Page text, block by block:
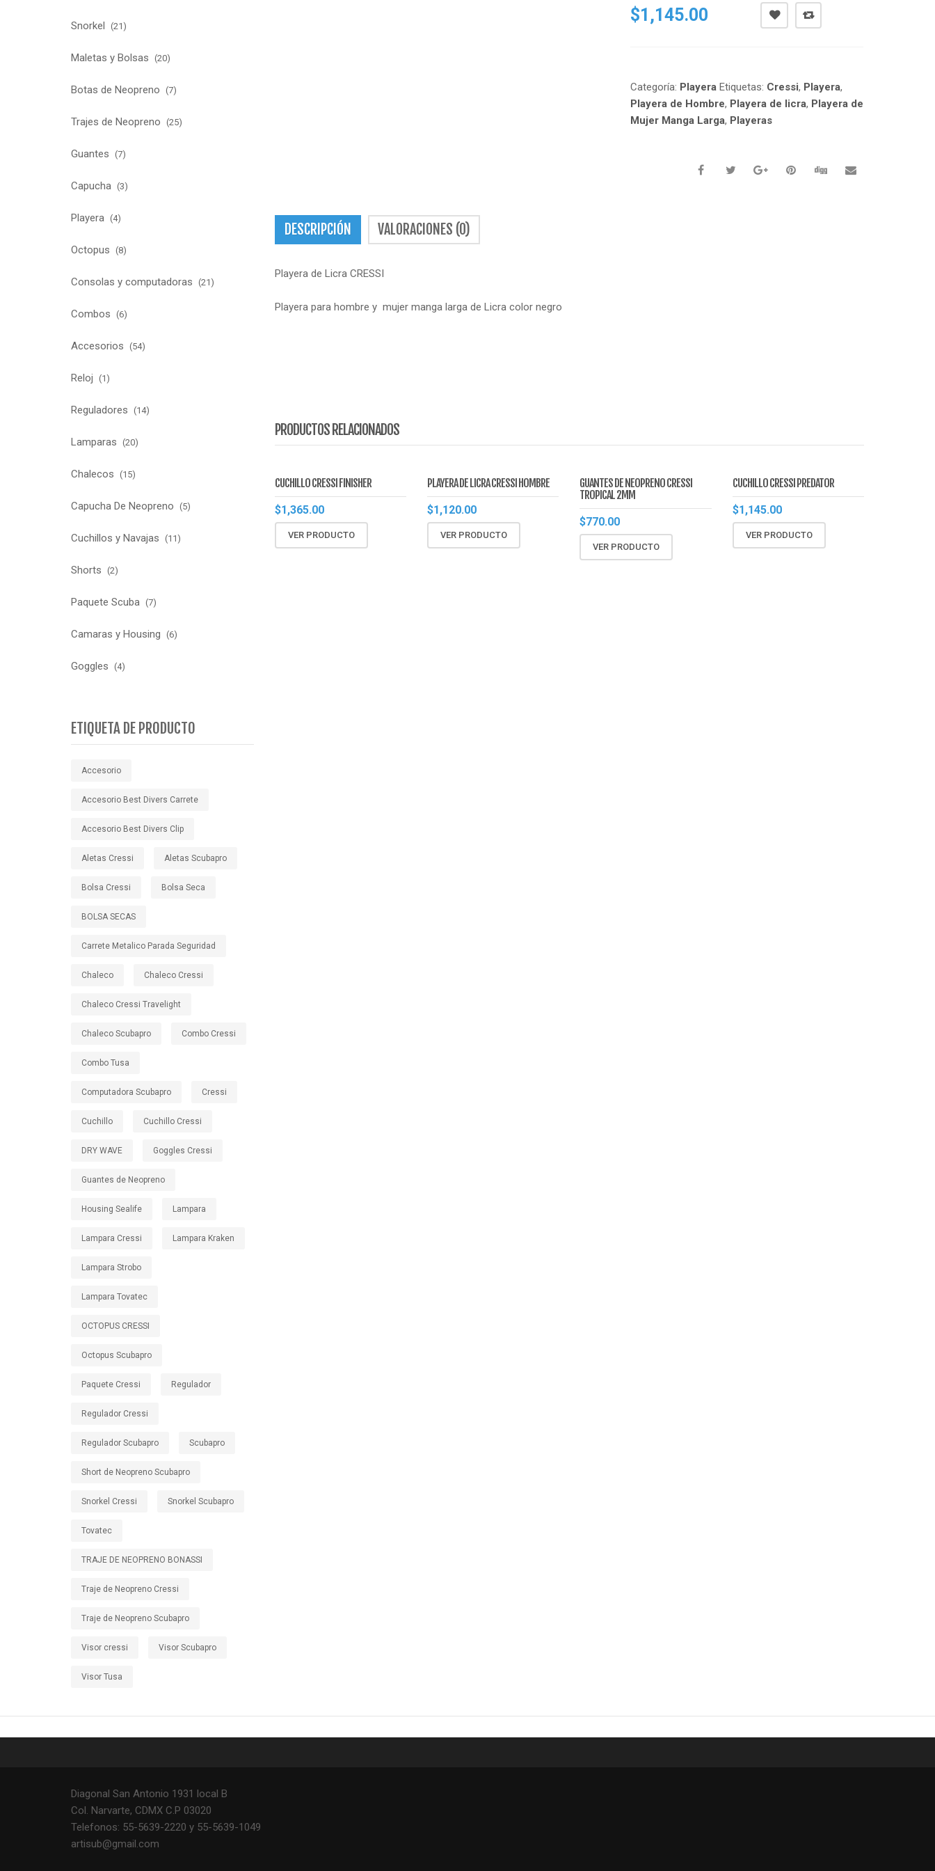
$1,145.00
Categoría: Playera Etiquetas: Cressi, Playera,
Playera de Hombre, Playera de licra, Playera de
Mujer Manga Larga, Playeras
DESCRIPCIÓN VALORACIONES (0)
Playera de Licra CRESSI
Playera para hombre y mujer manga larga de Licra color negro
PRODUCTOS RELACIONADOS
CUCHILLO CRESSI FINISHER
$1,365.00
VER PRODUCTO
PLAYERA DE LICRA CRESSI HOMBRE
$1,120.00
VER PRODUCTO
GUANTES DE NEOPRENO CRESSI
TROPICAL 2MM
$770.00
VER PRODUCTO
CUCHILLO CRESSI PREDATOR
$1,145.00
VER PRODUCTO
Snorkel (21)
Maletas y Bolsas (20)
Botas de Neopreno (7)
Trajes de Neopreno (25)
Guantes (7)
Capucha (3)
Playera (4)
Octopus (8)
Consolas y computadoras (21)
Combos (6)
Accesorios (54)
Reloj (1)
Reguladores (14)
Lamparas (20)
Chalecos (15)
Capucha De Neopreno (5)
Cuchillos y Navajas (11)
Shorts (2)
Paquete Scuba (7)
Camaras y Housing (6)
Goggles (4)
ETIQUETA DE PRODUCTO
Accesorio
Accesorio Best Divers Carrete
Accesorio Best Divers Clip
Aletas Cressi Aletas Scubapro
Bolsa Cressi Bolsa Seca
BOLSA SECAS
Carrete Metalico Parada Seguridad
Chaleco Chaleco Cressi
Chaleco Cressi Travelight
Chaleco Scubapro Combo Cressi
Combo Tusa
Computadora Scubapro Cressi
Cuchillo Cuchillo Cressi
DRY WAVE Goggles Cressi
Guantes de Neopreno
Housing Sealife Lampara
Lampara Cressi Lampara Kraken
Lampara Strobo
Lampara Tovatec
OCTOPUS CRESSI
Octopus Scubapro
Paquete Cressi Regulador
Regulador Cressi
Regulador Scubapro Scubapro
Short de Neopreno Scubapro
Snorkel Cressi Snorkel Scubapro
Tovatec
TRAJE DE NEOPRENO BONASSI
Traje de Neopreno Cressi
Traje de Neopreno Scubapro
Visor cressi Visor Scubapro
Visor Tusa
Diagonal San Antonio 1931 local B
Col. Narvarte, CDMX C.P 03020
Telefonos: 55-5639-2220 y 55-5639-1049
artisub@gmail.com